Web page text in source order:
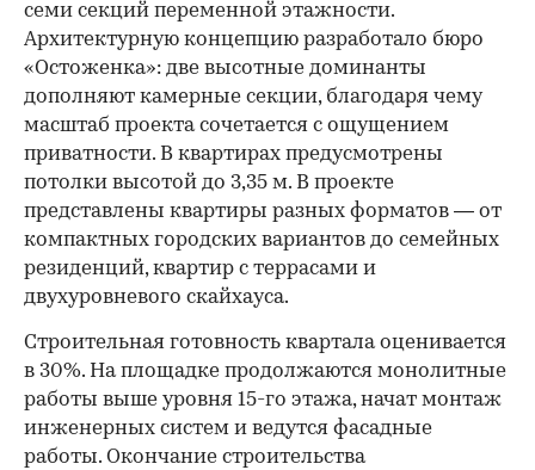
семи секций переменной этажности.
Архитектурную концепцию разработало бюро
«Остоженка»: две высотные доминанты
дополняют камерные секции, благодаря чему
масштаб проекта сочетается с ощущением
приватности. В квартирах предусмотрены
потолки высотой до 3,35 м. В проекте
представлены квартиры разных форматов — от
компактных городских вариантов до семейных
резиденций, квартир с террасами и
двухуровневого скайхауса.
Строительная готовность квартала оценивается
в 30%. На площадке продолжаются монолитные
работы выше уровня 15-го этажа, начат монтаж
инженерных систем и ведутся фасадные
работы. Окончание строительства